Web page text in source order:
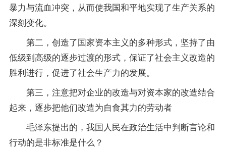
暴力与流血冲突，从而使我国和平地实现了生产关系的
深刻变化。
第二，创造了国家资本主义的多种形式，坚持了由
低级到高级的逐步过渡的形式，保证了社会主义改造的
胜利进行，促进了社会生产力的发展。
第三，注意把对企业的改造与对资本家的改造结合
起来，逐步把他们改造为自食其力的劳动者
毛泽东提出的，我国人民在政治生活中判断言论和
行动的是非标准是什么？